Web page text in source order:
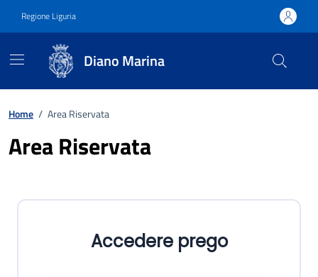
Regione Liguria
Diano Marina
Home / Area Riservata
Area Riservata
Accedere prego